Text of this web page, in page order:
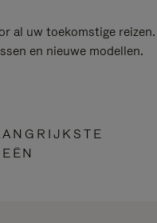
al uw toekomstige reizen.
en nieuwe modellen.